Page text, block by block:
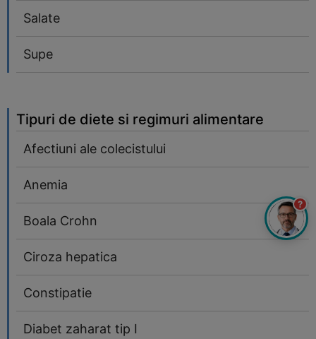
Salate
Supe
Tipuri de diete si regimuri alimentare
Afectiuni ale colecistului
Anemia
Boala Crohn
Ciroza hepatica
Constipatie
Diabet zaharat tip I
?